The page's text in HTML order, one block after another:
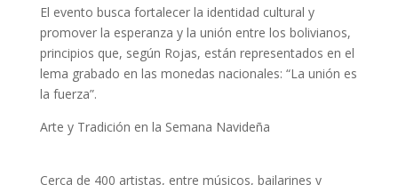
El evento busca fortalecer la identidad cultural y
promover la esperanza y la unión entre los bolivianos,
principios que, según Rojas, están representados en el
lema grabado en las monedas nacionales: “La unión es
la fuerza”.
Arte y Tradición en la Semana Navideña
Cerca de 400 artistas, entre músicos, bailarines y